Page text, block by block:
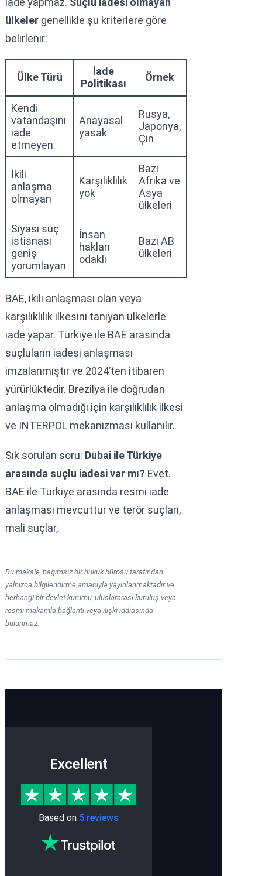
ülkeler genellikle şu kriterlere göre
belirlenir:
Ülke Türü
İade
Politikası
Örnek
Kendi
vatandaşını
iade
etmeyen
Anayasal
yasak
Rusya,
Japonya,
Çin
İkili
anlaşma
olmayan
Karşılıklılık
yok
Bazı
Afrika ve
Asya
ülkeleri
Siyasi suç
istisnası
geniş
yorumlayan
İnsan
hakları
odaklı
Bazı AB
ülkeleri
BAE, ikili anlaşması olan veya
karşılıklılık ilkesini tanıyan ülkelerle
iade yapar. Türkiye ile BAE arasında
suçluların iadesi anlaşması
imzalanmıştır ve 2024’ten itibaren
yürürlüktedir. Brezilya ile doğrudan
anlaşma olmadığı için karşılıklılık ilkesi
ve INTERPOL mekanizması kullanılır.
Sık sorulan soru: Dubai ile Türkiye
arasında suçlu iadesi var mı? Evet.
BAE ile Türkiye arasında resmi iade
anlaşması mevcuttur ve terör suçları,
mali suçlar,
Bu makale, bağımsız bir hukuk bürosu tarafından
yalnızca bilgilendirme amacıyla yayınlanmaktadır ve
herhangi bir devlet kurumu, uluslararası kuruluş veya
resmi makamla bağlantı veya ilişki iddiasında
bulunmaz.
Excellent
Based on 5 reviews